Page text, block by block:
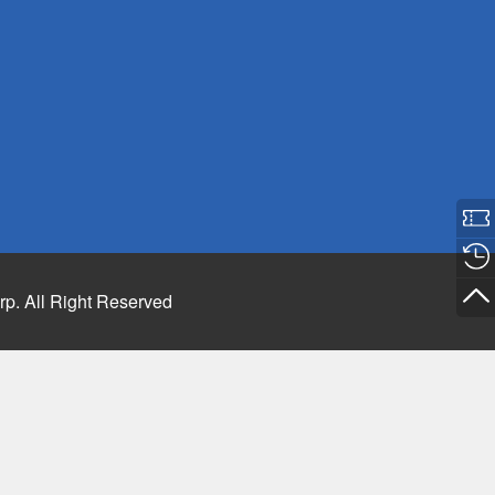
All Right Reserved